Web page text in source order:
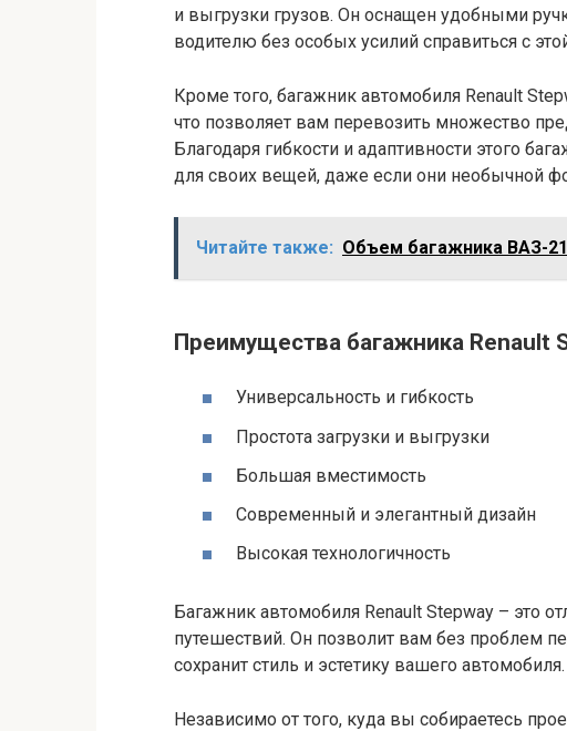
и выгрузки грузов. Он оснащен удобными
водителю без особых усилий справиться с
Кроме того, багажник автомобиля Renault
что позволяет вам перевозить множество
Благодаря гибкости и адаптивности этого
для своих вещей, даже если они необычной
Читайте также: Объем багажника ВАЗ-
Преимущества багажника Renault
Универсальность и гибкость
Простота загрузки и выгрузки
Большая вместимость
Современный и элегантный дизайн
Высокая технологичность
Багажник автомобиля Renault Stepway – это
путешествий. Он позволит вам без проблем
сохранит стиль и эстетику вашего автомобиля.
Независимо от того, куда вы собираетесь